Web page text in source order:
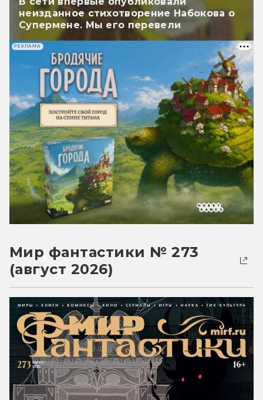
неизданное стихотворение Набокова о
Супермене. Мы его перевели
РЕКЛАМА
Мир фантастики № 273
(август 2026)